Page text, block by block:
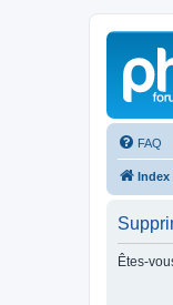
FAQ
Index
Êtes-